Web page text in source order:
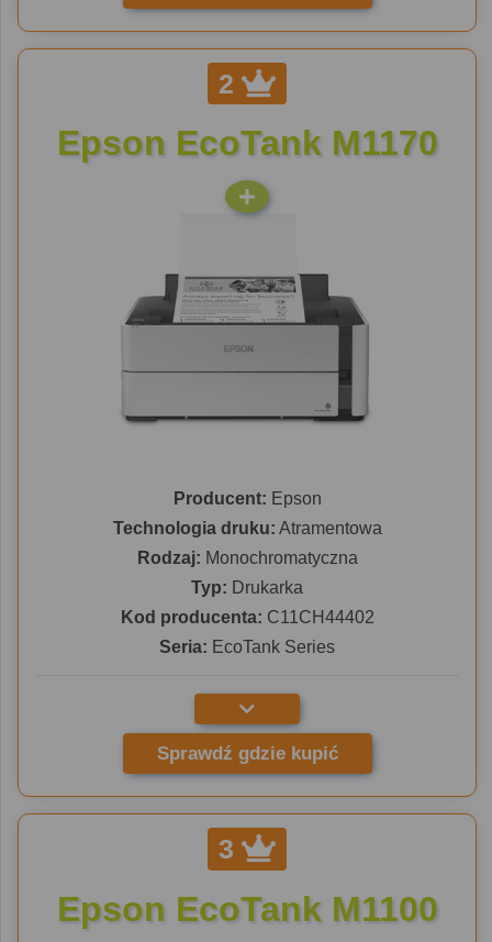
2
Epson EcoTank M1170
Producent: Epson
Technologia druku: Atramentowa
Rodzaj: Monochromatyczna
Typ: Drukarka
Kod producenta: C11CH44402
Seria: EcoTank Series
Sprawdź gdzie kupić
3
Epson EcoTank M1100